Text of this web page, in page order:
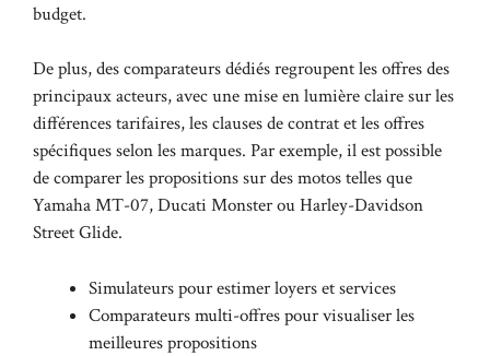
budget.
De plus, des comparateurs dédiés regroupent les offres des
principaux acteurs, avec une mise en lumière claire sur les
différences tarifaires, les clauses de contrat et les offres
spécifiques selon les marques. Par exemple, il est possible
de comparer les propositions sur des motos telles que
Yamaha MT-07, Ducati Monster ou Harley-Davidson
Street Glide.
Simulateurs pour estimer loyers et services
Comparateurs multi-offres pour visualiser les
meilleures propositions